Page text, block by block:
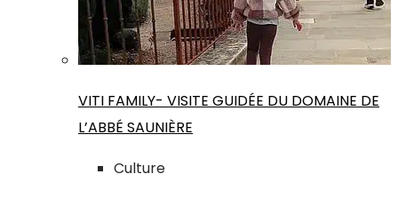
VITI FAMILY- VISITE GUIDÉE DU DOMAINE DE
L’ABBÉ SAUNIÈRE
Culture